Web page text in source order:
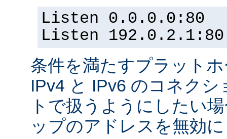
Listen 0.0.0.0:80
Listen 192.0.2.1:80
条件を満たすプラット
IPv4 と IPv6 のコネク
トで扱うようにしたい
ップのアドレスを無効